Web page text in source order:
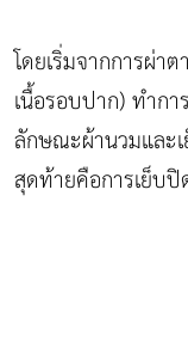
โดยเริ่มจากการผ่า
เนื้อรอบปาก) ทำก
ลักษณะผ้านวมและ
สุดท้ายคือการเย็บ